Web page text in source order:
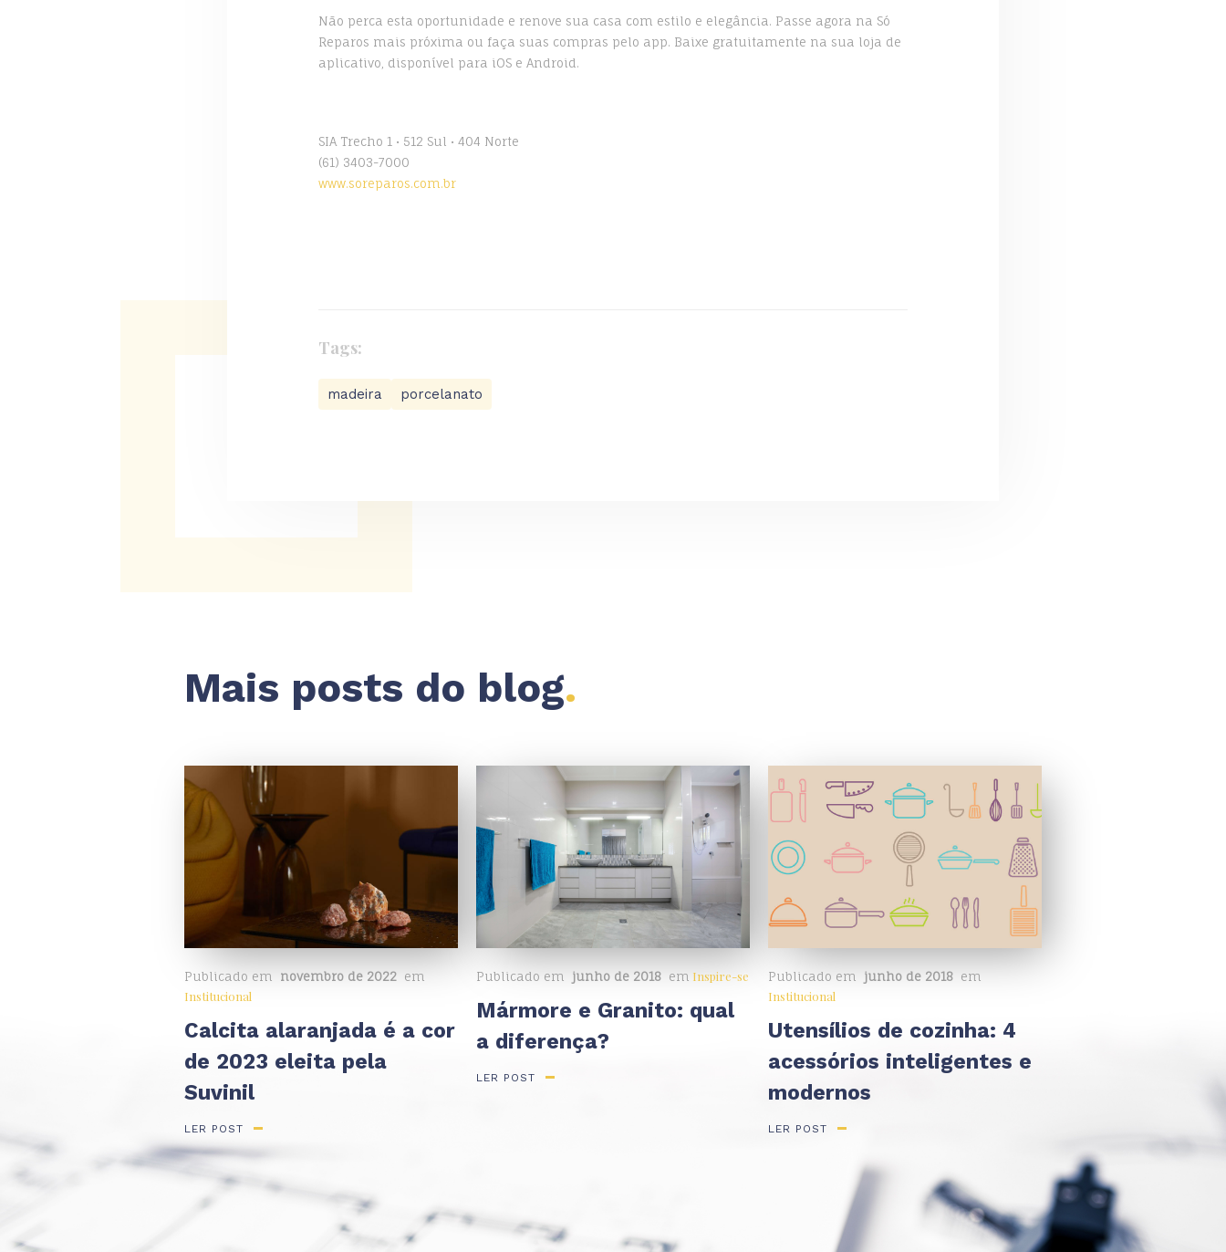
Não perca esta oportunidade e renove sua casa com estilo e elegância. Passe agora na Só
Reparos mais próxima ou faça suas compras pelo app. Baixe gratuitamente na sua loja de
aplicativo, disponível para iOS e Android.
SIA Trecho 1 • 512 Sul • 404 Norte
(61) 3403-7000
www.soreparos.com.br
Tags:
madeira porcelanato
Mais posts do blog.
Publicado em novembro de 2022 em
Institucional
Calcita alaranjada é a cor
de 2023 eleita pela
Suvinil
LER POST
Publicado em junho de 2018em Inspire-se
Mármore e Granito: qual
a diferença?
LER POST
Publicado em junho de 2018em
Institucional
Utensílios de cozinha: 4
acessórios inteligentes e
modernos
LER POST